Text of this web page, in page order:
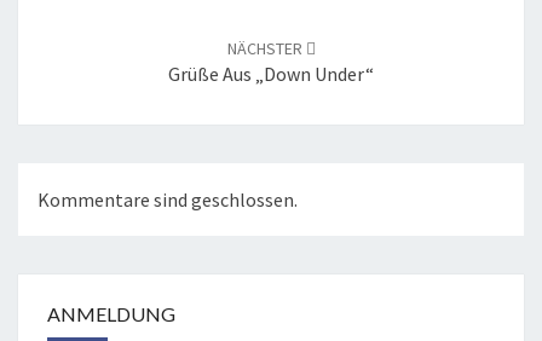
NÄCHSTER
Grüße Aus „Down Under“
Kommentare sind geschlossen.
ANMELDUNG